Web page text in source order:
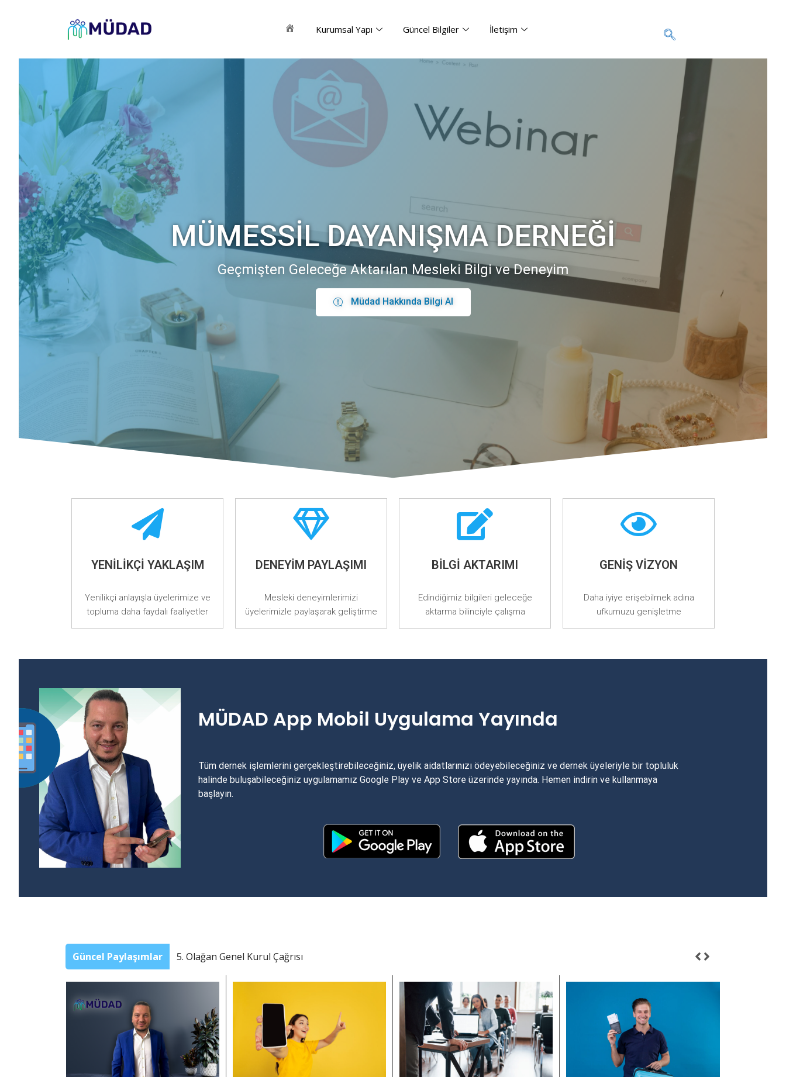
Ana
Kurumsal Yapı Güncel Bilgiler İletişim
MÜMESSIL DAYANIŞMA DERNEĞI
Geçmişten Geleceğe Aktarılan Mesleki Bilgi ve Deneyim
Müdad Hakkında Bilgi Al
YENILIKÇI YAKLAŞIM
Yenilikçi anlayışla üyelerimize ve
topluma daha faydalı faaliyetler
DENEYIM PAYLAŞIMI
Mesleki deneyimlerimizi
üyelerimizle paylaşarak geliştirme
BILGI AKTARIMI
Edindiğimiz bilgileri geleceğe
aktarma bilinciyle çalışma
GENİŞ VIZYON
Daha iyiye erişebilmek adına
ufkumuzu genişletme
MÜDAD App Mobil Uygulama Yayında
Tüm dernek işlemlerini gerçekleştirebileceğiniz, üyelik aidatlarınızı ödeyebileceğiniz ve dernek üyeleriyle bir topluluk
halinde buluşabileceğiniz uygulamamız Google Play ve App Store üzerinde yayında. Hemen indirin ve kullanmaya
başlayın.
Güncel Paylaşımlar Olağan Genel Kurul Çağrısı